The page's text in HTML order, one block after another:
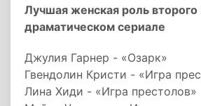
Лучшая женская роль второго
драматическом сериале
Джулия Гарнер - «Озарк»
Гвендолин Кристи - «Игра
Лина Хиди - «Игра престолов»